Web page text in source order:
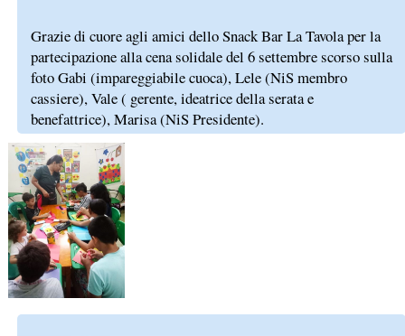
Grazie di cuore agli amici dello Snack Bar La Tavola per la
partecipazione alla cena solidale del 6 settembre scorso sulla
foto Gabi (impareggiabile cuoca), Lele (NiS membro
cassiere), Vale ( gerente, ideatrice della serata e
benefattrice), Marisa (NiS Presidente).